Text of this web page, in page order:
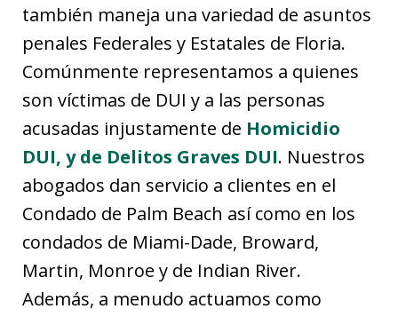
también maneja una variedad de asuntos
penales Federales y Estatales de Floria.
Comúnmente representamos a quienes
son víctimas de DUI y a las personas
acusadas injustamente de Homicidio
DUI, y de Delitos Graves DUI. Nuestros
abogados dan servicio a clientes en el
Condado de Palm Beach así como en los
condados de Miami-Dade, Broward,
Martin, Monroe y de Indian River.
Además, a menudo actuamos como